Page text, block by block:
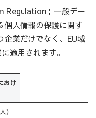
Regulation：一般デー
個人情報の保護に関す
企業だけでなく、EU域
適用されます。
おけ
）